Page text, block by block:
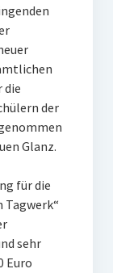
die
der
Glanz.
für die
sehr
Euro